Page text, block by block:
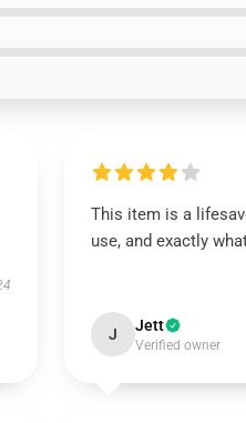
This item is a
use, and exactly
J Jett
Verified owner